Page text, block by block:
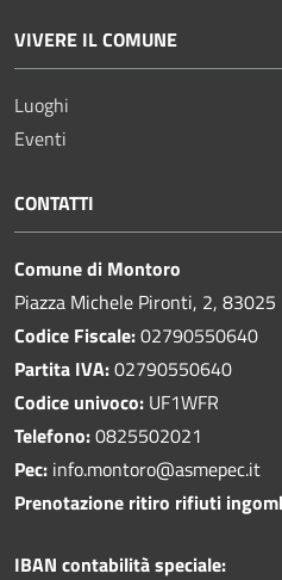
VIVERE IL COMUNE
Luoghi
Eventi
CONTATTI
Comune di Montoro
Piazza Michele Pironti, 2, 83025
Codice Fiscale:02790550640
Partita IVA:02790550640
Codice univoco: UF1WFR
Telefono:0825502021
Pec: info.montoro@asmepec.it
Prenotazione ritiro rifiuti
IBAN contabilità speciale: